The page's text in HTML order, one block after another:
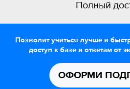
Полный
Позволит учиться лучше и
доступ к базе и ответам от
ОФОРМИ